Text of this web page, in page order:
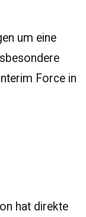
um eine
Force in
hat direkte